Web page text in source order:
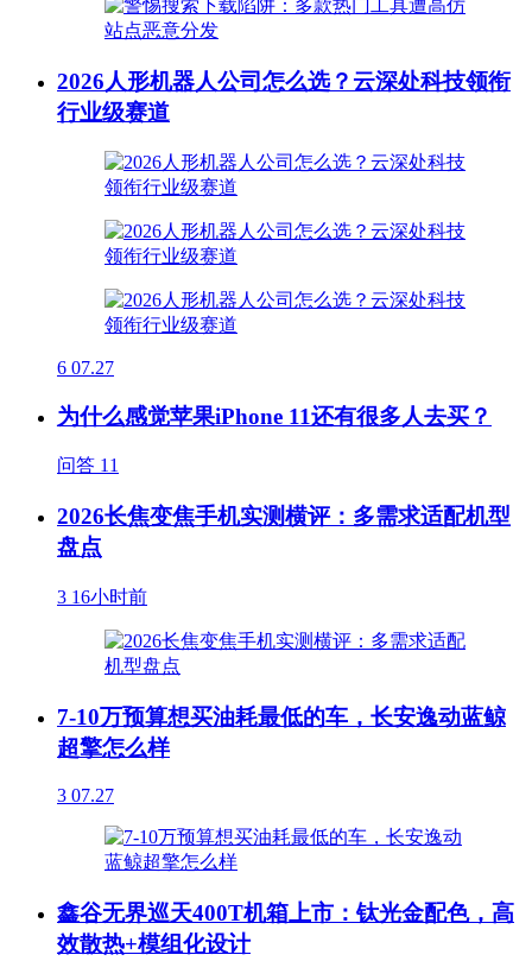
2026人形机器人公司怎么选？云深处科技领衔
行业级赛道
6 07.27
为什么感觉苹果iPhone 11还有很多人去买？
问答 11
2026长焦变焦手机实测横评：多需求适配机型
盘点
3 16小时前
7-10万预算想买油耗最低的车，长安逸动蓝鲸
超擎怎么样
3 07.27
鑫谷无界巡天400T机箱上市：钛光金配色，高
效散热+模组化设计